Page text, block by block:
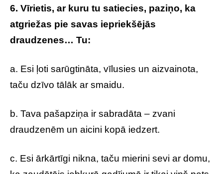
6. Vīrietis, ar kuru tu satiecies, paziņo, ka
atgriežas pie savas iepriekšējās
draudzenes… Tu:
a. Esi ļoti sarūgtināta, vīlusies un aizvainota,
taču dzīvo tālāk ar smaidu.
b. Tava pašapziņa ir sabradāta – zvani
draudzenēm un aicini kopā iedzert.
c. Esi ārkārtīgi nikna, taču mierini sevi ar domu,